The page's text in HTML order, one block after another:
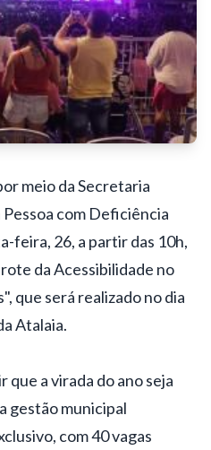
meio da Secretaria
com Deficiência
feira, 26, a partir das 10h,
da Acessibilidade no
que será realizado no dia
Atalaia.
a virada do ano seja
gestão municipal
com 40 vagas